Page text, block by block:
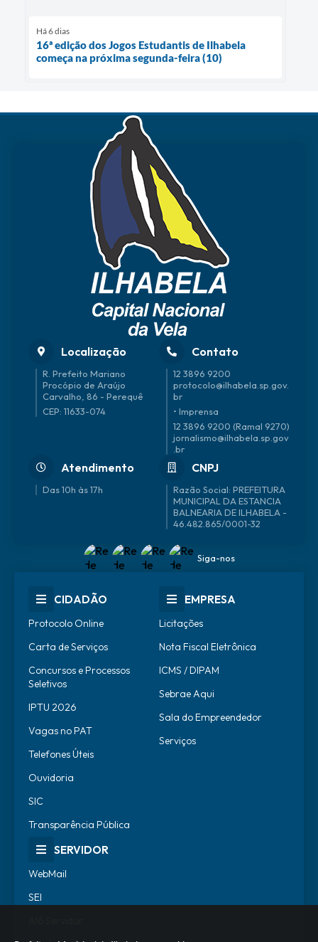
Há 6 dias
16ª edição dos Jogos Estudantis de Ilhabela
começa na próxima segunda-feira (10)
Localização
R. Prefeito Mariano
Procópio de Araújo
Carvalho, 86 - Perequê
CEP: 11633-074
Contato
12 3896 9200
protocolo@ilhabela.sp.gov.
br
• Imprensa
12 3896 9200 (Ramal 9270)
jornalismo@ilhabela.sp.gov
.br
Atendimento
Das 10h às 17h
CNPJ
46.482.865/0001-32
Siga-nos
CIDADÃO
Protocolo Online
Carta de Serviços
Concursos e Processos
Seletivos
IPTU 2026
Vagas no PAT
Telefones Úteis
Ouvidoria
SIC
Transparência Pública
EMPRESA
Licitações
Nota Fiscal Eletrônica
ICMS / DIPAM
Sebrae Aqui
Sala do Empreendedor
Serviços
SERVIDOR
WebMail
SEI